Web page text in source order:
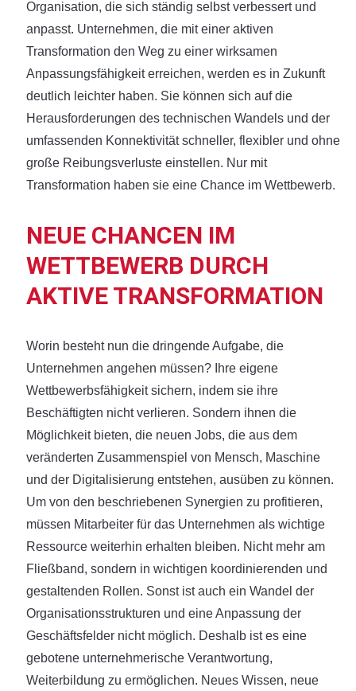
Organisation, die sich ständig selbst verbessert und
anpasst. Unternehmen, die mit einer aktiven
Transformation den Weg zu einer wirksamen
Anpassungsfähigkeit erreichen, werden es in Zukunft
deutlich leichter haben. Sie können sich auf die
Herausforderungen des technischen Wandels und der
umfassenden Konnektivität schneller, flexibler und ohne
große Reibungsverluste einstellen. Nur mit
Transformation haben sie eine Chance im Wettbewerb.
NEUE CHANCEN IM
WETTBEWERB DURCH
AKTIVE TRANSFORMATION
Worin besteht nun die dringende Aufgabe, die
Unternehmen angehen müssen? Ihre eigene
Wettbewerbsfähigkeit sichern, indem sie ihre
Beschäftigten nicht verlieren. Sondern ihnen die
Möglichkeit bieten, die neuen Jobs, die aus dem
veränderten Zusammenspiel von Mensch, Maschine
und der Digitalisierung entstehen, ausüben zu können.
Um von den beschriebenen Synergien zu profitieren,
müssen Mitarbeiter für das Unternehmen als wichtige
Ressource weiterhin erhalten bleiben. Nicht mehr am
Fließband, sondern in wichtigen koordinierenden und
gestaltenden Rollen. Sonst ist auch ein Wandel der
Organisationsstrukturen und eine Anpassung der
Geschäftsfelder nicht möglich. Deshalb ist es eine
gebotene unternehmerische Verantwortung,
Weiterbildung zu ermöglichen. Neues Wissen, neue